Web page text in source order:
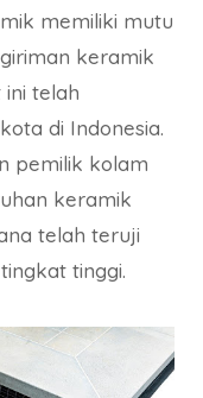
memiliki mutu
keramik
telah
di Indonesia.
pemilik kolam
keramik
telah teruji
tinggi.